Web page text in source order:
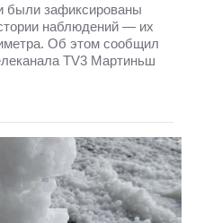
были зафиксированы
наблюдений — их
Об этом сообщил
TV3 Мартиньш